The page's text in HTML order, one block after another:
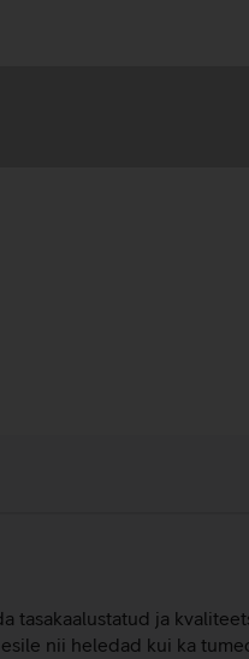
ja
nii heledad kui ka